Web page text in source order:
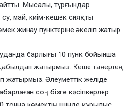
Мысалы, тұрғындар
су, май, киім-кешек сияқты
жинау пунктеріне әкеліп жатыр.
барлығы 10 пунк бойынша
жатырмыз. Кеше таңертең
жатырмыз. Әлеуметтік желіде
соң бізге кәсіпкерлер